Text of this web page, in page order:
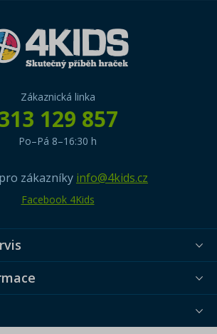
Zákaznická linka
129 857
Po–Pá 8–16:30 h
zákazníky info@4kids.cz
Facebook 4Kids